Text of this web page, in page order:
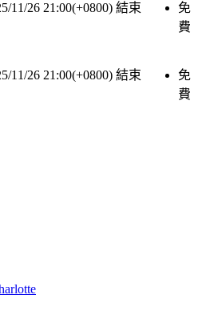
11/26 21:00(+0800) 結束
免
費
11/26 21:00(+0800) 結束
免
費